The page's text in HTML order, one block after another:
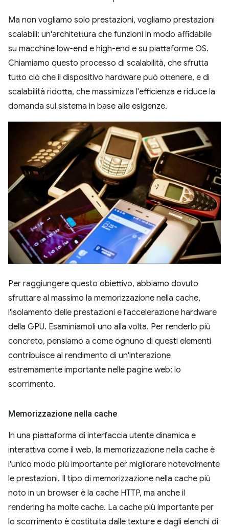
Ma non vogliamo solo prestazioni, vogliamo prestazioni
scalabili: un'architettura che funzioni in modo affidabile
su macchine low-end e high-end e su piattaforme OS.
Chiamiamo questo processo di scalabilità, che sfrutta
tutto ciò che il dispositivo hardware può ottenere, e di
scalabilità ridotta, che massimizza l'efficienza e riduce la
domanda sul sistema in base alle esigenze.
Per raggiungere questo obiettivo, abbiamo dovuto
sfruttare al massimo la memorizzazione nella cache,
l'isolamento delle prestazioni e l'accelerazione hardware
della GPU. Esaminiamoli uno alla volta. Per renderlo più
concreto, pensiamo a come ognuno di questi elementi
contribuisce al rendimento di un'interazione
estremamente importante nelle pagine web: lo
scorrimento.
Memorizzazione nella cache
In una piattaforma di interfaccia utente dinamica e
interattiva come il web, la memorizzazione nella cache è
l'unico modo più importante per migliorare notevolmente
le prestazioni. Il tipo di memorizzazione nella cache più
noto in un browser è la cache HTTP, ma anche il
rendering ha molte cache. La cache più importante per
lo scorrimento è costituita dalle texture e dagli elenchi di